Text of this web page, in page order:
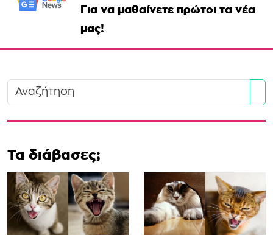
Για να μαθαίνετε πρώτοι τα νέα
μας!
Τα διάβασες;